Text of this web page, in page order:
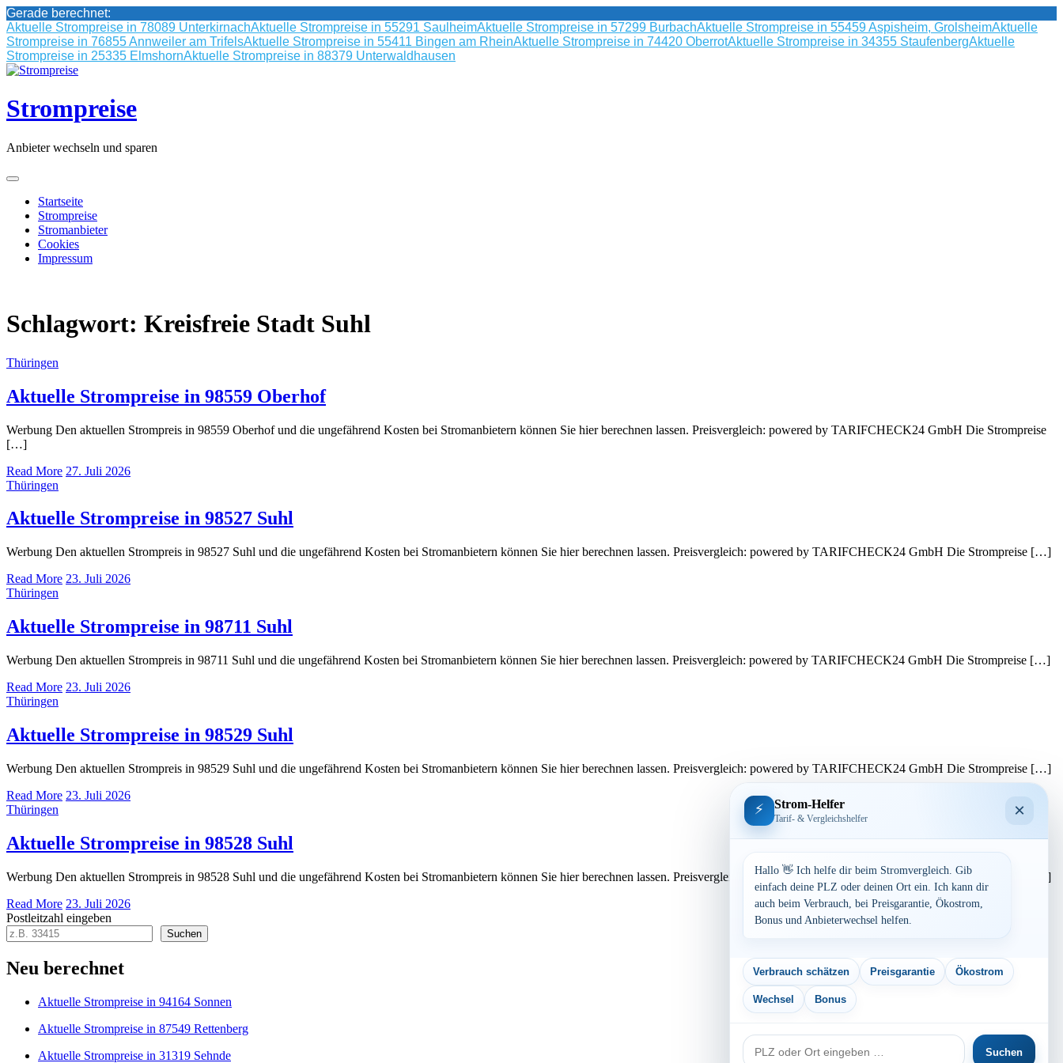
Gerade berechnet:
Aktuelle Strompreise in 78089 UnterkirnachAktuelle Strompreise in 55291 SaulheimAktuelle Strompreise in 57299 BurbachAktuelle Strompreise in 55459 Aspisheim, GrolsheimAktuelle
Strompreise in 76855 Annweiler am TrifelsAktuelle Strompreise in 55411 Bingen am RheinAktuelle Strompreise in 74420 OberrotAktuelle Strompreise in 34355 StaufenbergAktuelle
Strompreise in 25335 ElmshornAktuelle Strompreise in 88379 Unterwaldhausen
Skip
content
Strompreise
Anbieter wechseln und sparen
Startseite
Strompreise
Stromanbieter
Cookies
Impressum
Schlagwort: Kreisfreie Stadt Suhl
Thüringen
Aktuelle Strompreise in 98559 Oberhof
Werbung Den aktuellen Strompreis in 98559 Oberhof und die ungefährend Kosten bei Stromanbietern können Sie hier berechnen lassen. Preisvergleich: powered by TARIFCHECK24 GmbH Die Strompreise
[…]
Read More 27. Juli 2026
Thüringen
Aktuelle Strompreise in 98527 Suhl
Werbung Den aktuellen Strompreis in 98527 Suhl und die ungefährend Kosten bei Stromanbietern können Sie hier berechnen lassen. Preisvergleich: powered by TARIFCHECK24 GmbH Die Strompreise […]
Read More 23. Juli 2026
Thüringen
Aktuelle Strompreise in 98711 Suhl
Werbung Den aktuellen Strompreis in 98711 Suhl und die ungefährend Kosten bei Stromanbietern können Sie hier berechnen lassen. Preisvergleich: powered by TARIFCHECK24 GmbH Die Strompreise […]
Read More 23. Juli 2026
Thüringen
Aktuelle Strompreise in 98529 Suhl
Werbung Den aktuellen Strompreis in 98529 Suhl und die ungefährend Kosten bei Stromanbietern können Sie hier berechnen lassen. Preisvergleich: powered by TARIFCHECK24 GmbH Die Strompreise […]
Read More 23. Juli 2026
Thüringen
Aktuelle Strompreise in 98528 Suhl
Werbung Den aktuellen Strompreis in 98528 Suhl und die ungefährend Kosten bei Stromanbietern können Sie hier berechnen lassen. Preisvergleich: powered by TARIFCHECK24 GmbH Die Strompreise […]
Read More 23. Juli 2026
Postleitzahl eingeben
Suchen
Neu berechnet
Aktuelle Strompreise in 94164 Sonnen
Aktuelle Strompreise in 87549 Rettenberg
Aktuelle Strompreise in 31319 Sehnde
⚡ Strom-Helfer
Tarif- & Vergleichshelfer ×
Hallo 👋 Ich helfe dir beim Stromvergleich. Gib
einfach deine PLZ oder deinen Ort ein. Ich kann dir
auch beim Verbrauch, bei Preisgarantie, Ökostrom,
Bonus und Anbieterwechsel helfen.
Verbrauch schätzen Preisgarantie Ökostrom
Wechsel Bonus
PLZ
oder
Suchen